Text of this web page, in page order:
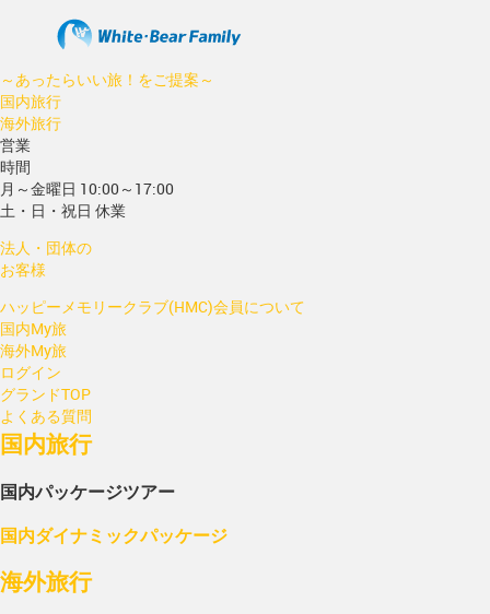
～あったらいい旅！をご提案～
国内旅行
海外旅行
営業
時間
月～金曜日 10:00～17:00
土・日・祝日 休業
法人・団体の
お客様
ハッピーメモリークラブ(HMC)会員について
国内My旅
海外My旅
ログイン
グランドTOP
よくある質問
国内旅行
国内パッケージツアー
国内ダイナミックパッケージ
海外旅行